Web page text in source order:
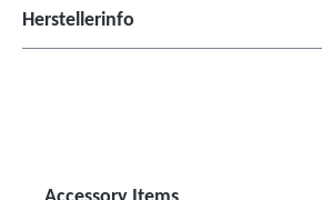
Herstellerinfo
Produktgalerie überspringen